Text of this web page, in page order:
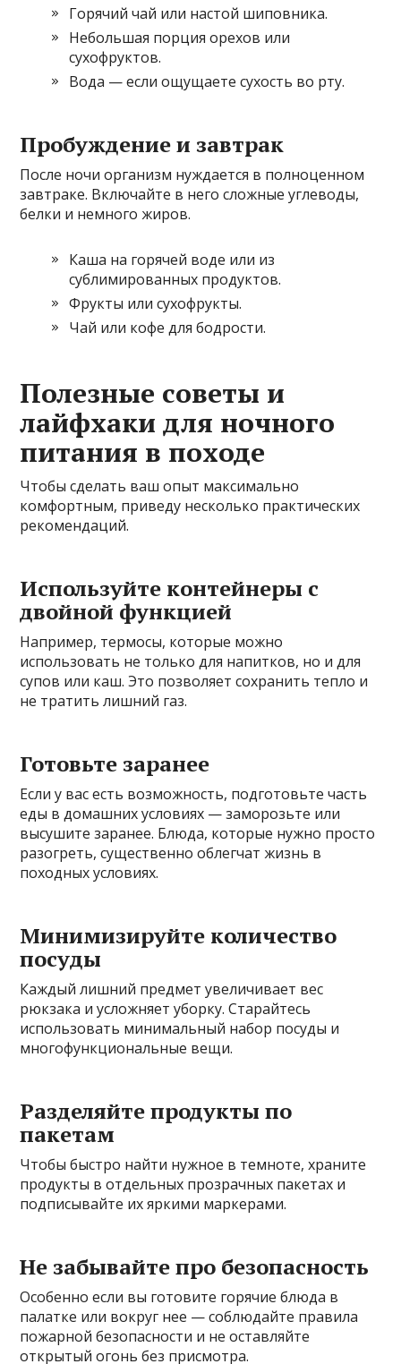
Горячий чай или настой шиповника.
Небольшая порция орехов или
сухофруктов.
Вода — если ощущаете сухость во рту.
Пробуждение и завтрак
После ночи организм нуждается в полноценном
завтраке. Включайте в него сложные углеводы,
белки и немного жиров.
Каша на горячей воде или из
сублимированных продуктов.
Фрукты или сухофрукты.
Чай или кофе для бодрости.
Полезные советы и
лайфхаки для ночного
питания в походе
Чтобы сделать ваш опыт максимально
комфортным, приведу несколько практических
рекомендаций.
Используйте контейнеры с
двойной функцией
Например, термосы, которые можно
использовать не только для напитков, но и для
супов или каш. Это позволяет сохранить тепло и
не тратить лишний газ.
Готовьте заранее
Если у вас есть возможность, подготовьте часть
еды в домашних условиях — заморозьте или
высушите заранее. Блюда, которые нужно просто
разогреть, существенно облегчат жизнь в
походных условиях.
Минимизируйте количество
посуды
Каждый лишний предмет увеличивает вес
рюкзака и усложняет уборку. Старайтесь
использовать минимальный набор посуды и
многофункциональные вещи.
Разделяйте продукты по
пакетам
Чтобы быстро найти нужное в темноте, храните
продукты в отдельных прозрачных пакетах и
подписывайте их яркими маркерами.
Не забывайте про безопасность
Особенно если вы готовите горячие блюда в
палатке или вокруг нее — соблюдайте правила
пожарной безопасности и не оставляйте
открытый огонь без присмотра.